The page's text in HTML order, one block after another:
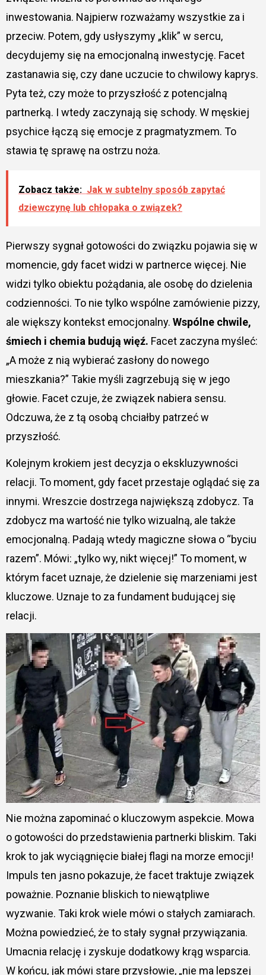
inwestowania. Najpierw rozważamy wszystkie za i
przeciw. Potem, gdy usłyszymy „klik” w sercu,
decydujemy się na emocjonalną inwestycję. Facet
zastanawia się, czy dane uczucie to chwilowy kaprys.
Pyta też, czy może to przyszłość z potencjalną
partnerką. I wtedy zaczynają się schody. W męskiej
psychice łączą się emocje z pragmatyzmem. To
stawia tę sprawę na ostrzu noża.
Zobacz także: Jak w subtelny sposób zapytać
dziewczynę lub chłopaka o związek?
Pierwszy sygnał gotowości do związku pojawia się w
momencie, gdy facet widzi w partnerce więcej. Nie
widzi tylko obiektu pożądania, ale osobę do dzielenia
codzienności. To nie tylko wspólne zamówienie pizzy,
ale większy kontekst emocjonalny. Wspólne chwile,
śmiech i chemia budują więź. Facet zaczyna myśleć:
„A może z nią wybierać zasłony do nowego
mieszkania?” Takie myśli zagrzebują się w jego
głowie. Facet czuje, że związek nabiera sensu.
Odczuwa, że z tą osobą chciałby patrzeć w
przyszłość.
Kolejnym krokiem jest decyzja o ekskluzywności
relacji. To moment, gdy facet przestaje oglądać się za
innymi. Wreszcie dostrzega największą zdobycz. Ta
zdobycz ma wartość nie tylko wizualną, ale także
emocjonalną. Padają wtedy magiczne słowa o “byciu
razem”. Mówi: „tylko wy, nikt więcej!” To moment, w
którym facet uznaje, że dzielenie się marzeniami jest
kluczowe. Uznaje to za fundament budującej się
relacji.
Nie można zapominać o kluczowym aspekcie. Mowa
o gotowości do przedstawienia partnerki bliskim. Taki
krok to jak wyciągnięcie białej flagi na morze emocji!
Impuls ten jasno pokazuje, że facet traktuje związek
poważnie. Poznanie bliskich to niewątpliwe
wyzwanie. Taki krok wiele mówi o stałych zamiarach.
Można powiedzieć, że to stały sygnał przywiązania.
Umacnia relację i zyskuje dodatkowy krąg wsparcia.
W końcu, jak mówi stare przysłowie, „nie ma lepszej